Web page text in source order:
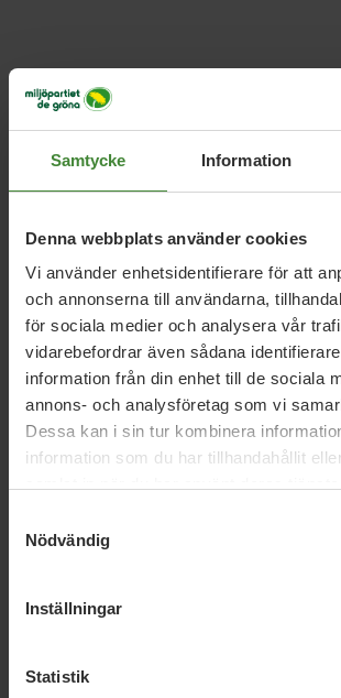
Samtycke Information
Denna webbplats använder cookies
Vi använder enhetsidentifierare för att
och annonserna till användarna,
för sociala medier och analysera vår
vidarebefordrar även sådana
information från din enhet till de sociala
annons- och analysföretag som vi
Dessa kan i sin tur kombinera
information som du har tillhandahållit
Nödvändig
Inställningar
Statistik
Relaterade
nya datacenter
3 augusti 2026
Pride är över – nu fortsätter
hbtqi-personers rättigheter
säkerhetsfråga